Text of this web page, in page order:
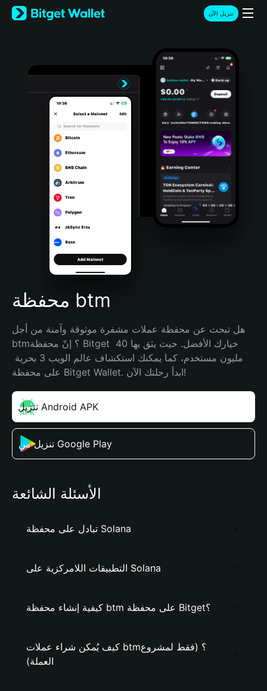
English
日本語
Türkçe
Português (Portugal)
Bahasa Indonesia
Português (Brasil)
Español (Argentina)
تنزيل الآن
محفظة btm
هل تبحث عن محفظة عملات مشفرة موثوقة وآمنة من أجل
btm؟ إنّ محفظة Bitget خيارك الأفضل. حيث يثق بها 40
على محفظة Bitget Wallet. ابدأ رحلتك الآن!
تنزيل Android APK
تنزيل من Google Play
الأسئلة الشائعة
تبادل على محفظة Solana
التطبيقات اللامركزية على Solana
كيفية إنشاء محفظة btm على محفظة Bitget؟
كيف يُمكن شراء عملات btm؟ (فقط لمشروع
العملة)